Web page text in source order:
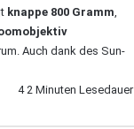
knappe 800 Gramm,
Auch dank des Sun-
42 Minuten Lesedauer